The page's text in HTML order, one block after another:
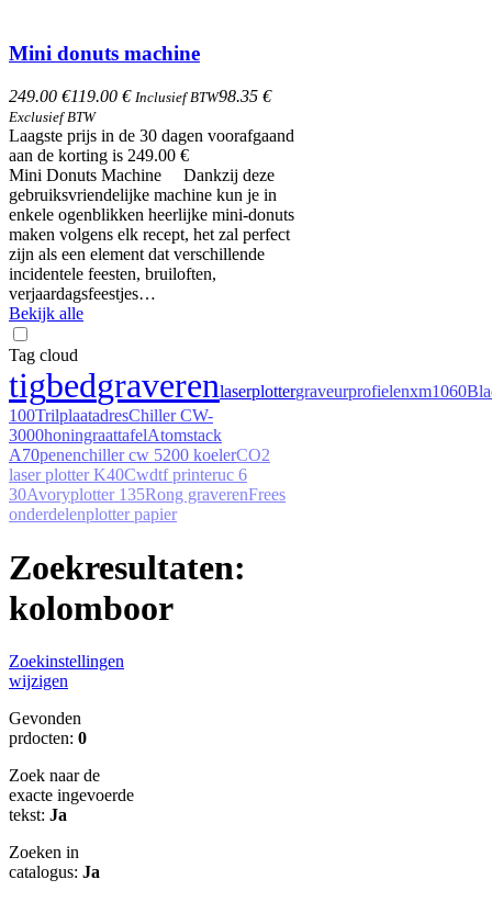
Mini donuts machine
249.00 €119.00 € Inclusief BTW98.35 €
Exclusief BTW
Laagste prijs in de 30 dagen voorafgaand
aan de korting is 249.00 €
Mini Donuts Machine Dankzij deze
gebruiksvriendelijke machine kun je in
enkele ogenblikken heerlijke mini-donuts
maken volgens elk recept, het zal perfect
zijn als een element dat verschillende
incidentele feesten, bruiloften,
verjaardagsfeestjes…
Bekijk alle
Tag cloud
tigbedgraverenlaserplottergraveurprofielenxm1060
100TrilplaatadresChiller CW-
3000honingraattafelAtomstack
A70penenchiller cw 5200 koelerCO2
laser plotter K40Cwdtf printeruc 6
30Avoryplotter 135Rong graverenFrees
onderdelenplotter papier
Zoekresultaten:
kolomboor
Zoekinstellingen
wijzigen
Gevonden
prdocten: 0
Zoek naar de
exacte ingevoerde
tekst: Ja
Zoeken in
catalogus: Ja